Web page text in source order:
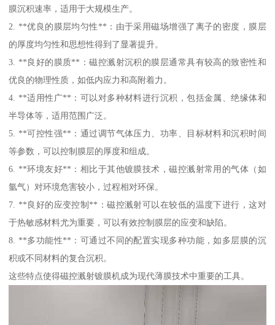
膜沉积速率，适用于大规模生产。
2. **优良的膜层均匀性**：由于采用磁场增强了离子的密度，膜层
的厚度均匀性和思想性得到了显著提升。
3. **良好的膜质**：磁控溅射沉积的膜层通常具有较高的致密性和
优良的物理性质，如低内应力和高附着力。
4. **适用性广**：可以对多种材料进行沉积，包括金属、绝缘体和
半导体等，适用范围广泛。
5. **可控性强**：通过调节气体压力、功率、目标材料和沉积时间
等参数，可以控制膜层的厚度和组成。
6. **环境友好**：相比于其他镀膜技术，磁控溅射常用的气体（如
氩气）对环境危害较小，过程相对环保。
7. **良好的应变控制**：磁控溅射可以在较低的温度下进行，这对
于热敏感材料尤为重要，可以有效控制膜层的应变和缺陷。
8. **多功能性**：可通过不同的配置实现多种功能，如多层膜的沉
积或不同材料的复合沉积。
这些特点使得磁控溅射镀膜机成为现代薄膜技术中重要的工具。